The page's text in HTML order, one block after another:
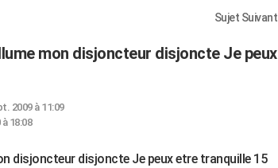
Sujet Suivant
mon disjoncteur disjoncte Je peux
2009 à 11:09
18:08
disjoncteur disjoncte Je peux etre tranquille 15